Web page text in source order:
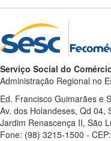
Serviço Social do
Administração Regional no
Ed. Francisco Guimarães e
Av. dos Holandeses, Qd 04,
Jardim Renascença II, São
Fone: (98) 3215-1500 -